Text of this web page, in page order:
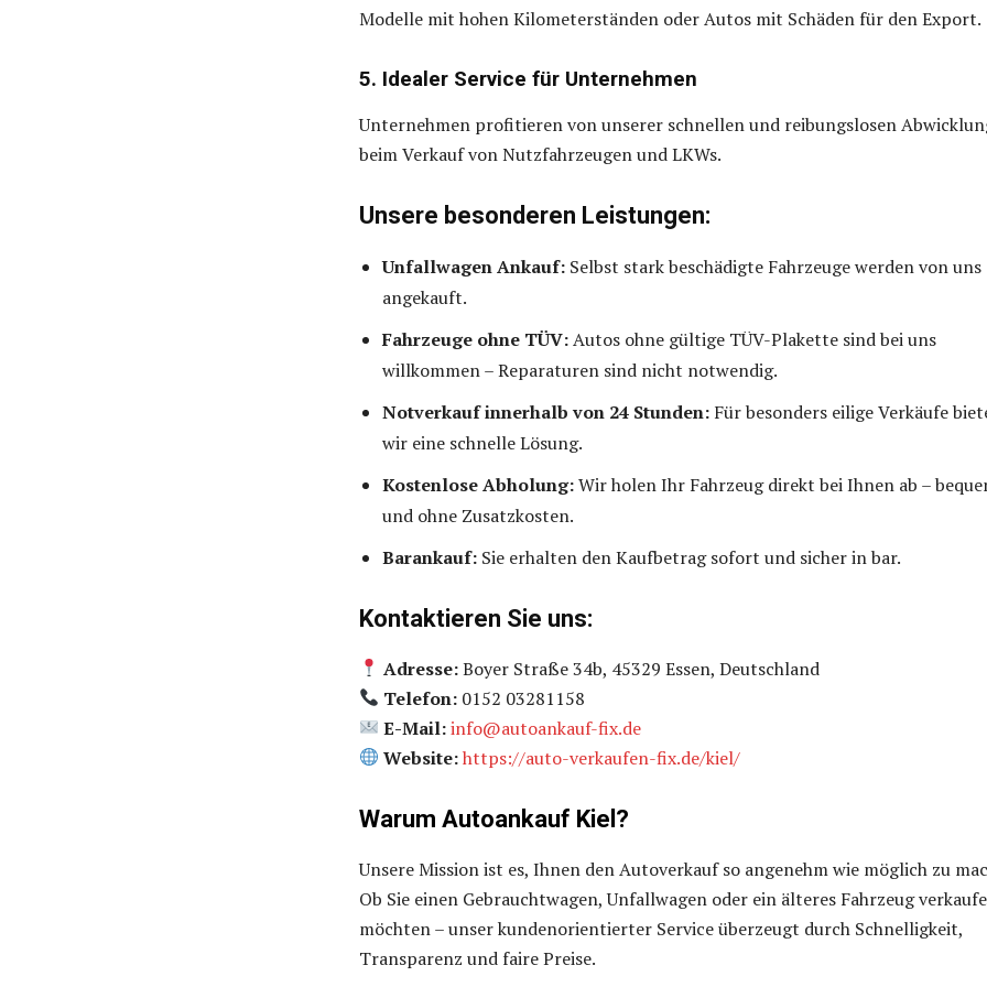
Modelle mit hohen Kilometerständen oder Autos mit Schäden für den Export.
5. Idealer Service für Unternehmen
Unternehmen profitieren von unserer schnellen und reibungslosen
beim Verkauf von Nutzfahrzeugen und LKWs.
Unsere besonderen Leistungen:
Unfallwagen Ankauf: Selbst stark beschädigte Fahrzeuge werden von uns
angekauft.
Fahrzeuge ohne TÜV:Autos ohne gültige TÜV-Plakette sind bei uns
willkommen – Reparaturen sind nicht notwendig.
Notverkauf innerhalb von 24 Stunden: Für besonders eilige Verkäufe
wir eine schnelle Lösung.
Kostenlose Abholung:Wir holen Ihr Fahrzeug direkt bei Ihnen ab –
und ohne Zusatzkosten.
Barankauf: Sie erhalten den Kaufbetrag sofort und sicher in bar.
Kontaktieren Sie uns:
Adresse:Boyer Straße 34b, 45329 Essen, Deutschland
Telefon: 0152 03281158
E-Mail:info@autoankauf-fix.de
Website:https://auto-verkaufen-fix.de/kiel/
Warum Autoankauf Kiel?
Unsere Mission ist es, Ihnen den Autoverkauf so angenehm wie möglich zu
Ob Sie einen Gebrauchtwagen, Unfallwagen oder ein älteres Fahrzeug
möchten – unser kundenorientierter Service überzeugt durch Schnelligkeit,
Transparenz und faire Preise.